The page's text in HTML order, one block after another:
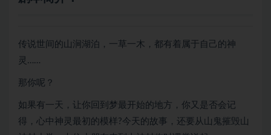
传说世间的山涧湖泊，一草一木，都有着属于自己的神
灵……
那你呢？
如果有一天，让你回到梦最开始的地方，你又是否会记
得，心中神灵最初的模样?今天的故事，还要从山鬼摧毁山